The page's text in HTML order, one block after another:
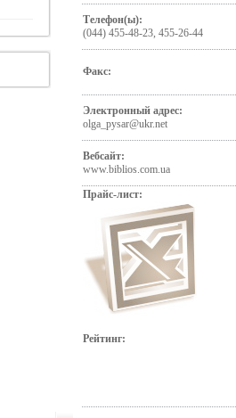
Телефон(ы):
(044) 455-48-23, 455-26-44
Факс:
Электронный адрес:
olga_pysar@ukr.net
Вебсайт:
www.biblios.com.ua
Прайс-лист:
Рейтинг: